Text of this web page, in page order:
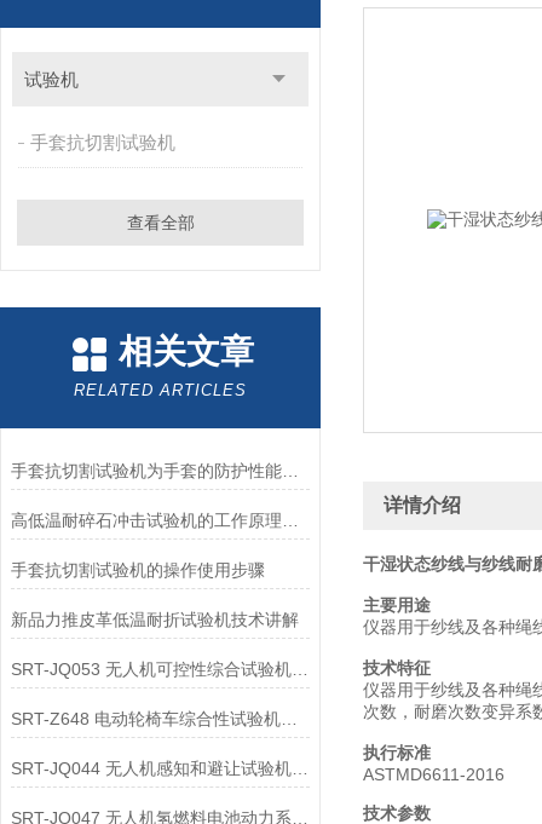
试验机
手套抗切割试验机
查看全部
相关文章
RELATED ARTICLES
手套抗切割试验机为手套的防护性能提供了客观数据
手套抗切割试验机的操作使用步骤
新品力推皮革低温耐折试验机技术讲解
SRT-JQ053 无人机可控性综合试验机的应用领域介绍
SRT-Z648 电动轮椅车综合性试验机可以用在哪些方面
SRT-JQ044 无人机感知和避让试验机的应用领域有哪些
详情介绍
干湿状态纱线与纱线耐
主要用途
仪器用于纱线及各种绳
技术特征
仪器用于纱线及各种绳
次数，耐磨次数变异系
执行标准
ASTMD6611-2016
技术参数